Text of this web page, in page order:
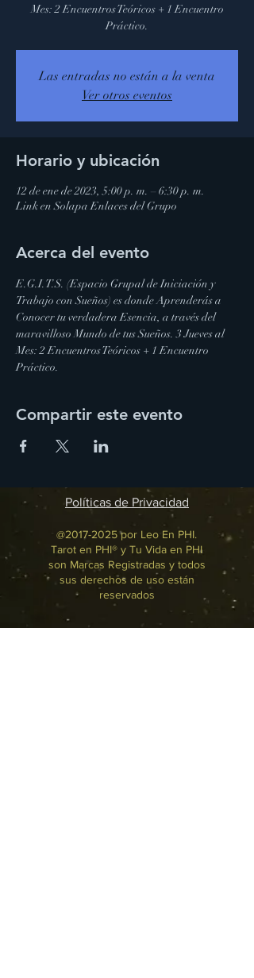
Mes: 2 Encuentros Teóricos + 1 Encuentro
Práctico.
Las entradas no están a la venta
Ver otros eventos
Horario y ubicación
12 de ene de 2023, 5:00 p. m. – 6:30 p. m.
Link en Solapa Enlaces del Grupo
Acerca del evento
E.G.I.T.S. (Espacio Grupal de Iniciación y
Trabajo con Sueños) es donde Aprenderás a
Conocer tu verdadera Esencia, a través del
maravilloso Mundo de tus Sueños. 3 Jueves al
Mes: 2 Encuentros Teóricos + 1 Encuentro
Práctico.
Compartir este evento
Políticas de Privacidad
@2017-2025 por Leo En PHI.
Tarot en PHI® y Tu Vida en PHI
son Marcas Registradas y todos
sus derechos de uso están
reservados